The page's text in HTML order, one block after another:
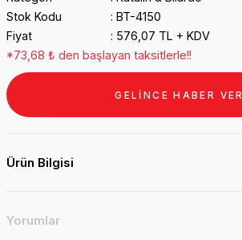
Stok Kodu
BT-4150
Fiyat
576,07 TL + KDV
*73,68 ₺ den başlayan taksitlerle!!
GELİNCE HABER VER
Ürün Bilgisi
Yorumlar